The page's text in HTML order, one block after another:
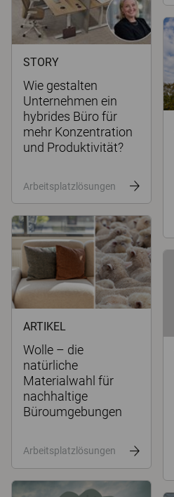
STORY
Wie gestalten
Unternehmen ein
hybrides Büro für
mehr Konzentration
und Produktivität?
Arbeitsplatzlösungen
ARTIKEL
Wolle – die
natürliche
Materialwahl für
nachhaltige
Büroumgebungen
Arbeitsplatzlösungen